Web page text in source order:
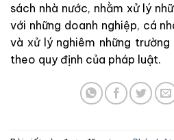
sách nhà nước, nhằm xử lý
với những doanh nghiệp, cá
và xử lý nghiêm những
theo quy định của pháp luật.